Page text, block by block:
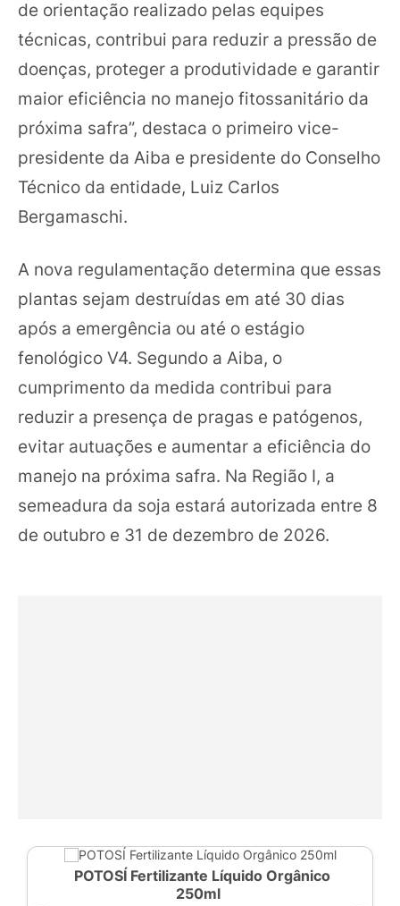
de orientação realizado pelas equipes
técnicas, contribui para reduzir a pressão de
doenças, proteger a produtividade e garantir
maior eficiência no manejo fitossanitário da
próxima safra”, destaca o primeiro vice-
presidente da Aiba e presidente do Conselho
Técnico da entidade, Luiz Carlos
Bergamaschi.
A nova regulamentação determina que essas
plantas sejam destruídas em até 30 dias
após a emergência ou até o estágio
fenológico V4. Segundo a Aiba, o
cumprimento da medida contribui para
reduzir a presença de pragas e patógenos,
evitar autuações e aumentar a eficiência do
manejo na próxima safra. Na Região I, a
semeadura da soja estará autorizada entre 8
de outubro e 31 de dezembro de 2026.
POTOSÍ Fertilizante Líquido Orgânico
250ml